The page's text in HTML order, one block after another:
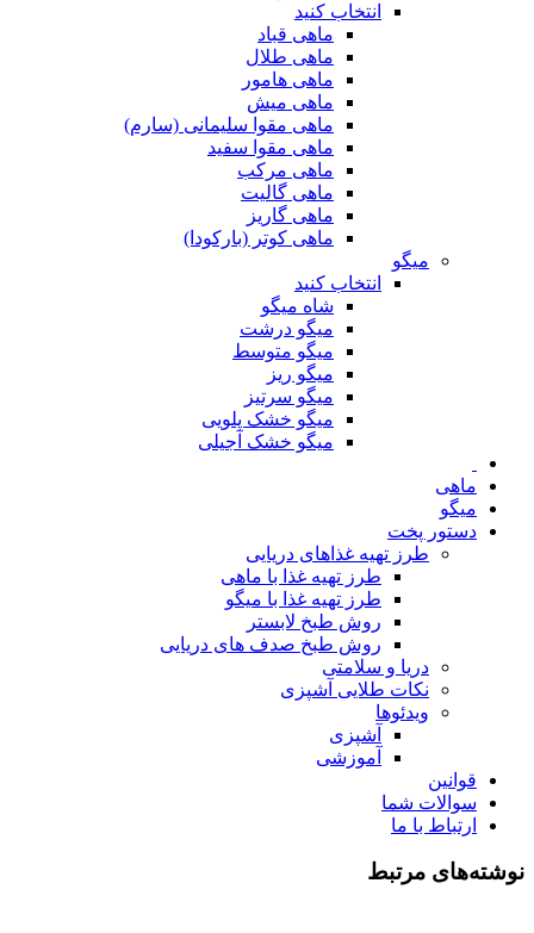
انتخاب کنید
ماهی قباد
ماهی طلال
ماهی هامور
ماهی میش
ماهی مقوا سلیمانی (سارم)
ماهی مقوا سفید
ماهی مرکب
ماهی گالیت
ماهی گاریز
ماهی کوتر (بارکودا)
میگو
انتخاب کنید
شاه میگو
میگو درشت
میگو متوسط
میگو ریز
میگو سرتیز
میگو خشک پلویی
میگو خشک آجیلی
ماهی
میگو
دستور پخت
طرز تهیه غذاهای دریایی
طرز تهیه غذا با ماهی
طرز تهیه غذا با میگو
روش طبخ لابستر
روش طبخ صدف های دریایی
دریا و سلامتی
نکات طلایی آشپزی
ویدئوها
آشپزی
آموزشی
قوانین
سوالات شما
ارتباط با ما
نوشته‌های مرتبط